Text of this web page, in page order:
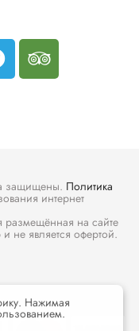
защищены. Политика
интернет
на сайте
не является офертой.
Нажимая